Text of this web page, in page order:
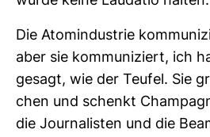
Die Atom­in­dus­trie
aber sie kom­mu­ni­ziert, ich
gesagt, wie der Teufel. Sie
chen und schenkt
die Jour­na­listen und die